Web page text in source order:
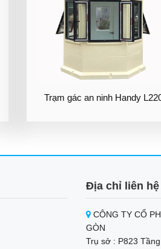
Trạm gác an ninh Handy
Địa chỉ liên hệ
CÔNG TY CỔ
GÒN
Trụ sở : P823